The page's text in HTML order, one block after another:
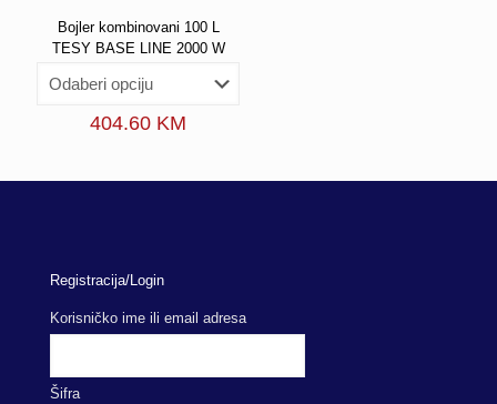
Bojler kombinovani 100 L
TESY BASE LINE 2000 W
404.60 KM
Registracija/Login
Korisničko ime ili email adresa
Šifra